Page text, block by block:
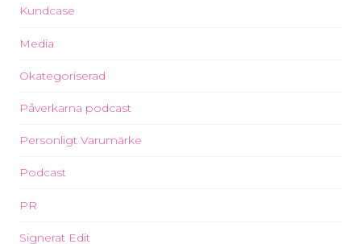
Kundcase
Media
Okategoriserad
Påverkarna podcast
Personligt Varumärke
Podcast
PR
Signerat Edit